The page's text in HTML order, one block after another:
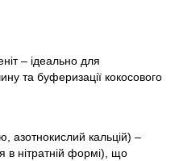
– ідеально для
та буферизації кокосового
азотнокислий кальцій) –
в нітратній формі), що